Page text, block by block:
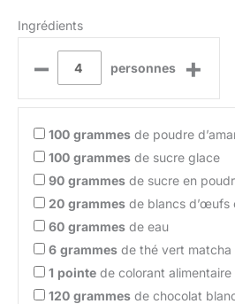
Ingrédients
– personnes +
100 grammes de poudre
100 grammes de sucre glace
90 grammes de sucre en
20 grammes de blancs d’œufs
60 grammes de eau
6 grammes de thé vert matcha
1 pointe de colorant
120 grammes de chocolat